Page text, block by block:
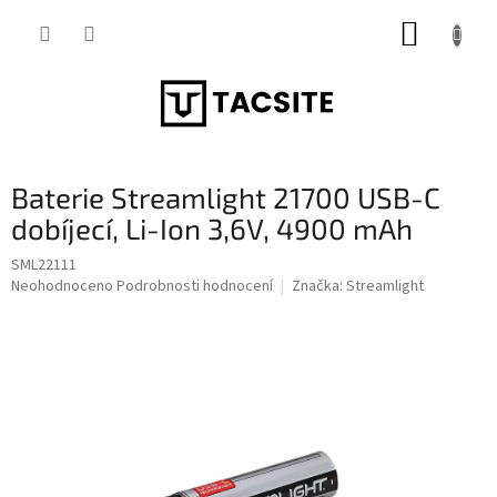
Baterie Streamlight 21700 USB-C
dobíjecí, Li-Ion 3,6V, 4900 mAh
SML22111
Průměrné
Neohodnoceno Podrobnosti hodnocení Značka: Streamlight